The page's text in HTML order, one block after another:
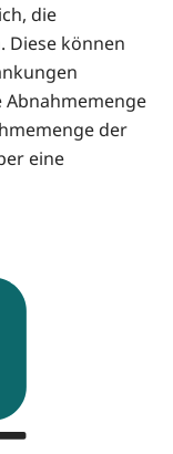
die
Diese können
Abnahmemenge
der
eine